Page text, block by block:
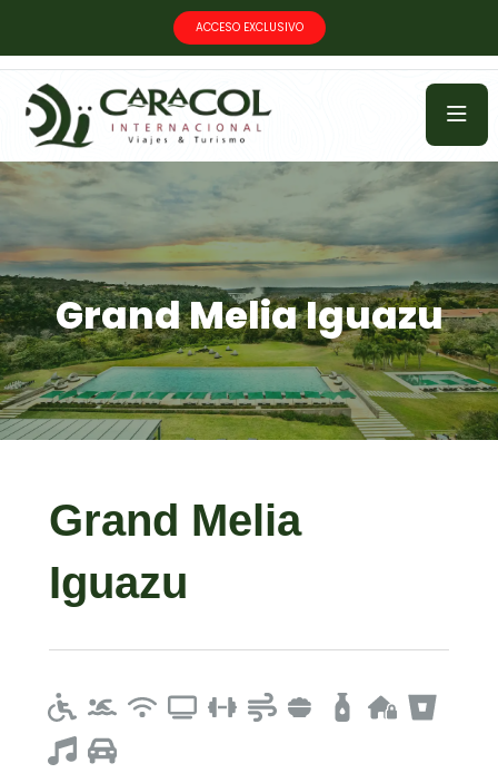
ACCESO EXCLUSIVO
Grand Melia Iguazu
Grand Melia
Iguazu